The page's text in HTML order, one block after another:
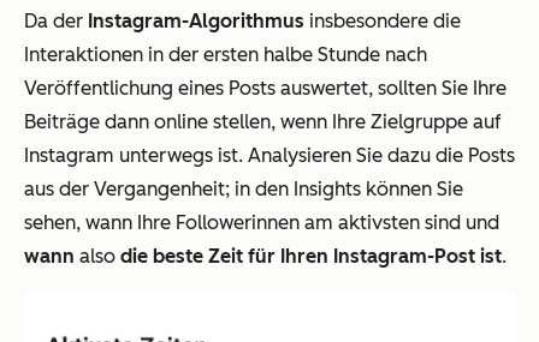
Da der Instagram-Algorithmus insbesondere die
Interaktionen in der ersten halbe Stunde nach
Veröffentlichung eines Posts auswertet, sollten Sie Ihre
Beiträge dann online stellen, wenn Ihre Zielgruppe auf
Instagram unterwegs ist. Analysieren Sie dazu die Posts
aus der Vergangenheit; in den Insights können Sie
sehen, wann Ihre Followerinnen am aktivsten sind und
wann also die beste Zeit für Ihren Instagram-Post ist.